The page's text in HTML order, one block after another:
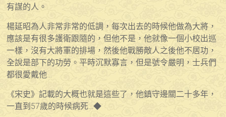
有謀的人。
楊延昭為人非常非常的低調，每次出去的時候他做為大將，
應該是有很多護衛跟隨的，但他不是，他就像一個小校出巡
一樣，沒有大將軍的排場，然後他戰勝敵人之後他不居功，
全說是部下的功勞。平時沉默寡言，但是號令嚴明，士兵們
都很愛戴他…
《宋史》記載的大概也就是這些了，他鎮守邊關二十多年，
一直到57歲的時候病死…◆